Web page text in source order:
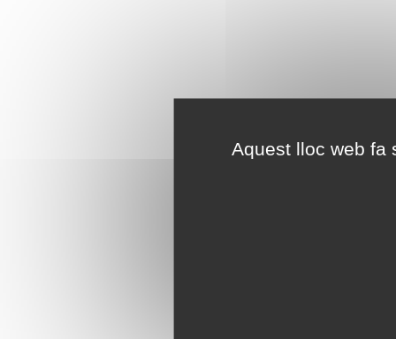
Aquest lloc web fa